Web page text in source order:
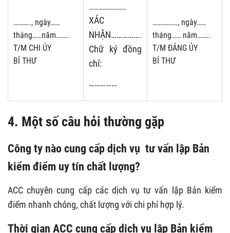
……….., ngày……
tháng……năm……..
T/M CHI ỦY
BÍ THƯ
……………………
XÁC
NHẬN…………….
Chữ ký đồng
chí:
……………
……………., ngày……
tháng…… năm……..
T/M ĐẢNG ỦY
BÍ THƯ
4. Một số câu hỏi thường gặp
Công ty nào cung cấp dịch vụ tư vấn lập Bản
kiểm điểm uy tín chất lượng?
ACC chuyên cung cấp các dịch vụ tư vấn lập Bản kiểm
điểm nhanh chóng, chất lượng với chi phí hợp lý.
Thời gian ACC cung cấp dịch vụ lập Bản kiểm